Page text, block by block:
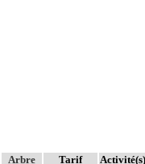
Arbre Tarif Activité(s)